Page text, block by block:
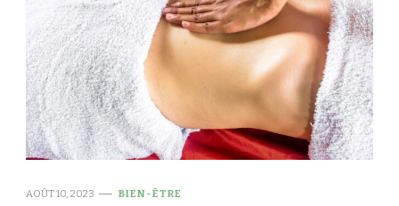
AOÛT 10, 2023 BIEN-ÊTRE